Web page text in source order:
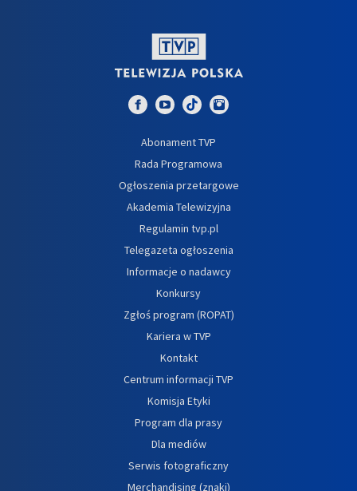
Abonament TVP
Rada Programowa
Ogłoszenia przetargowe
Akademia Telewizyjna
Regulamin tvp.pl
Telegazeta ogłoszenia
Informacje o nadawcy
Konkursy
Zgłoś program (ROPAT)
Kariera w TVP
Kontakt
Centrum informacji TVP
Komisja Etyki
Program dla prasy
Dla mediów
Serwis fotograficzny
Merchandising (znaki)